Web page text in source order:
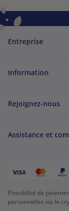
Entreprise
Information
Rejoignez-nous
Assistance et
Possibilité de
personnelles via le